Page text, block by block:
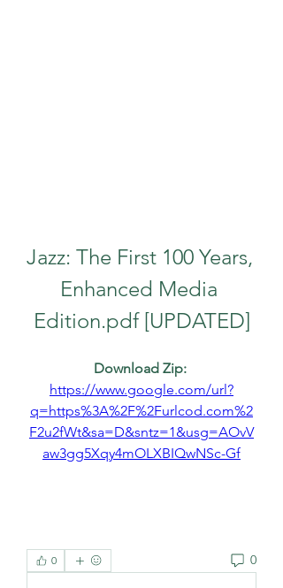
Jazz: The First 100 Years,
Enhanced Media
Edition.pdf [UPDATED]
Download Zip:
https://www.google.com/url?
q=https%3A%2F%2Furlcod.com%2
F2u2fWt&sa=D&sntz=1&usg=AOvV
aw3gg5Xqy4mOLXBIQwNSc-Gf
0 0